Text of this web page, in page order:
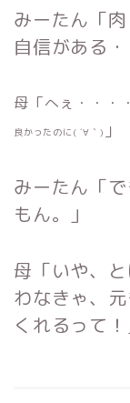
みーたん「
自信がある・
母「へぇ・・
良かったのに( ´∀｀) 」
みーたん「
もん。」
母「いや、
わなきゃ、
くれるって！